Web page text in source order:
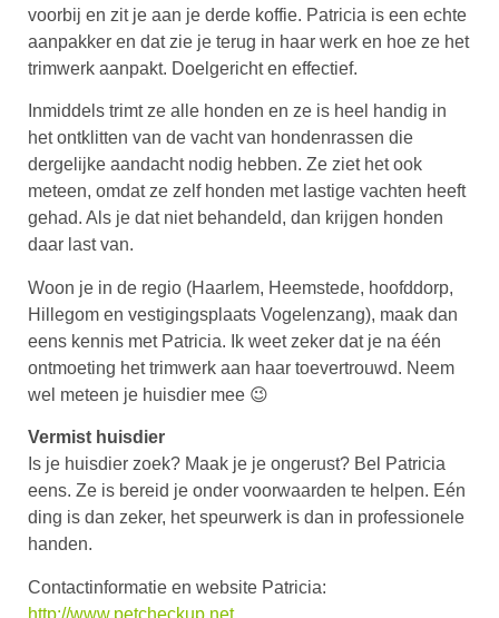
voorbij en zit je aan je derde koffie. Patricia is een echte
aanpakker en dat zie je terug in haar werk en hoe ze het
trimwerk aanpakt. Doelgericht en effectief.
Inmiddels trimt ze alle honden en ze is heel handig in
het ontklitten van de vacht van hondenrassen die
dergelijke aandacht nodig hebben. Ze ziet het ook
meteen, omdat ze zelf honden met lastige vachten heeft
gehad. Als je dat niet behandeld, dan krijgen honden
daar last van.
Woon je in de regio (Haarlem, Heemstede, hoofddorp,
Hillegom en vestigingsplaats Vogelenzang), maak dan
eens kennis met Patricia. Ik weet zeker dat je na één
ontmoeting het trimwerk aan haar toevertrouwd. Neem
wel meteen je huisdier mee 😉
Vermist huisdier
Is je huisdier zoek? Maak je je ongerust? Bel Patricia
eens. Ze is bereid je onder voorwaarden te helpen. Eén
ding is dan zeker, het speurwerk is dan in professionele
handen.
Contactinformatie en website Patricia:
http://www.petcheckup.net